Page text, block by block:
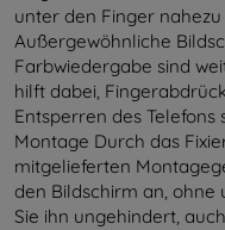
unter den Finger
Außergewöhnliche
Farbwiedergabe sind
hilft dabei,
Entsperren des
Montage Durch das
mitgelieferten
den Bildschirm an, ohne
Sie ihn ungehindert,